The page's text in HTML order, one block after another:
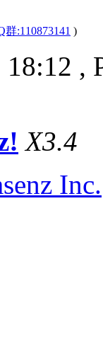
群:110873141 )
,
X3.4
Inc.